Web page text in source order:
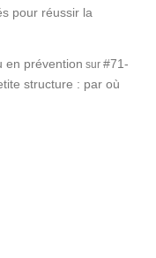
pour réussir la
en prévention sur #71-
structure : par où